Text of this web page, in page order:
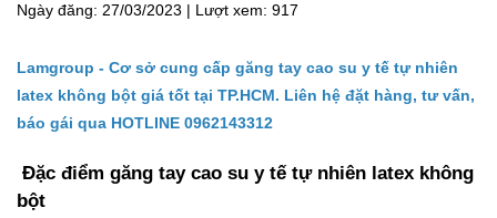
Ngày đăng: 27/03/2023 | Lượt xem: 917
Lamgroup - Cơ sở cung cấp găng tay cao su y tế tự nhiên
latex không bột giá tốt tại TP.HCM. Liên hệ đặt hàng, tư vấn,
báo gái qua HOTLINE 0962143312
Đặc điểm găng tay cao su y tế tự nhiên latex không
bột